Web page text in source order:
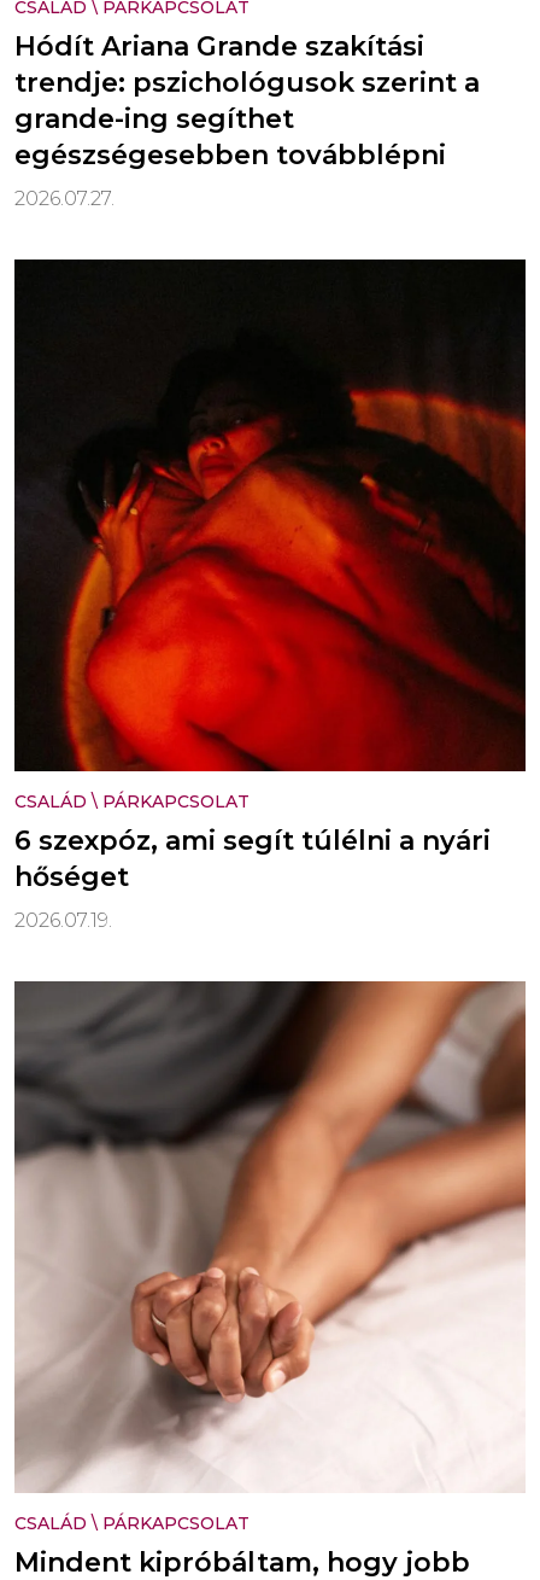
CSALÁD \ PÁRKAPCSOLAT
Hódít Ariana Grande szakítási
trendje: pszichológusok szerint a
grande-ing segíthet
egészségesebben továbblépni
2026.07.27.
CSALÁD \ PÁRKAPCSOLAT
6 szexpóz, ami segít túlélni a nyári
hőséget
2026.07.19.
CSALÁD \ PÁRKAPCSOLAT
Mindent kipróbáltam, hogy jobb